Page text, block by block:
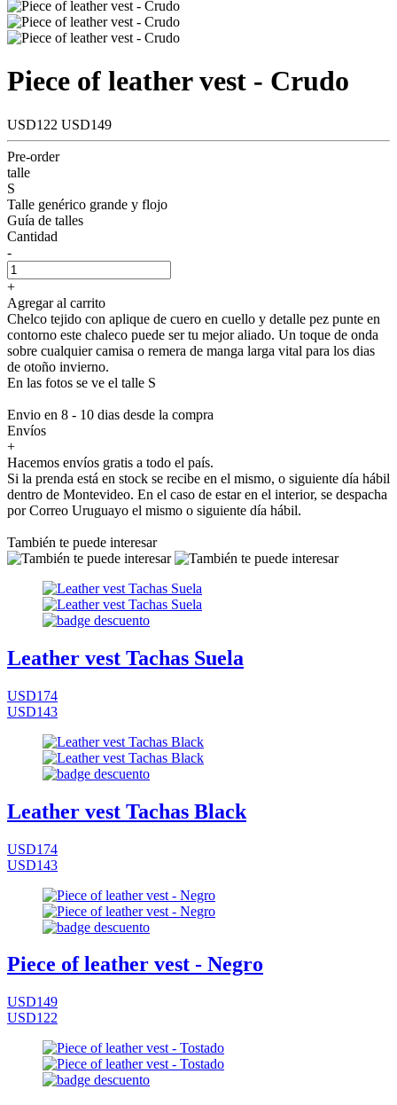
Piece of leather vest - Crudo
USD122 USD149
Pre-order
talle
S
Talle genérico grande y flojo
Guía de talles
Cantidad
-
+
Agregar al carrito
Chelco tejido con aplique de cuero en cuello y detalle pez punte en
contorno este chaleco puede ser tu mejor aliado. Un toque de onda
sobre cualquier camisa o remera de manga larga vital para los dias
de otoño invierno.
En las fotos se ve el talle S
Envio en 8 - 10 dias desde la compra
Envíos
+
Hacemos envíos gratis a todo el país.
Si la prenda está en stock se recibe en el mismo, o siguiente día hábil
dentro de Montevideo. En el caso de estar en el interior, se despacha
por Correo Uruguayo el mismo o siguiente día hábil.
También te puede interesar
Leather vest Tachas Suela
USD174
USD143
Leather vest Tachas Black
USD174
USD143
Piece of leather vest - Negro
USD149
USD122